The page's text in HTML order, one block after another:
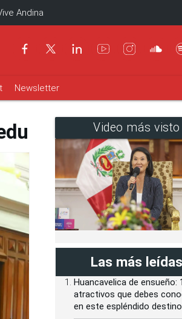
Andina
Newsletter
Video más visto
Las más leídas
Huancavelica de ensueño:
atractivos que debes
en este espléndido destino